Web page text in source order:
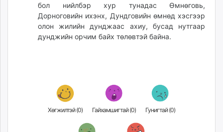
бол нийлбэр хур тунадас Өмнөговь,
Дорноговийн ихэнх, Дундговийн өмнөд хэсгээр
олон жилийн дунджаас ахиу, бусад нутгаар
дунджийн орчим байх төлөвтэй байна.
Хөгжилтэй (0) Гайхамшигтай (0) Гунигтай (0)